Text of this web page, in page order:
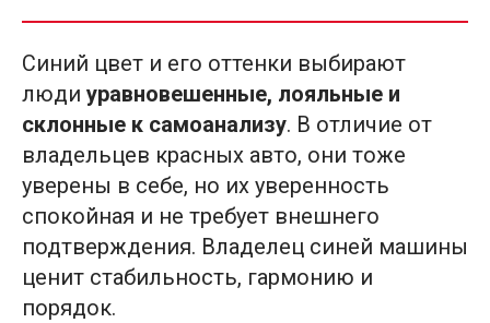
Синий цвет и его оттенки выбирают
люди уравновешенные, лояльные и
склонные к самоанализу. В отличие от
владельцев красных авто, они тоже
уверены в себе, но их уверенность
спокойная и не требует внешнего
подтверждения. Владелец синей машины
ценит стабильность, гармонию и
порядок.